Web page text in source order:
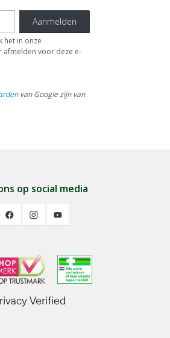
Aanmelden
het in onze
afmelden voor deze e-
van Google zijn van
op social media